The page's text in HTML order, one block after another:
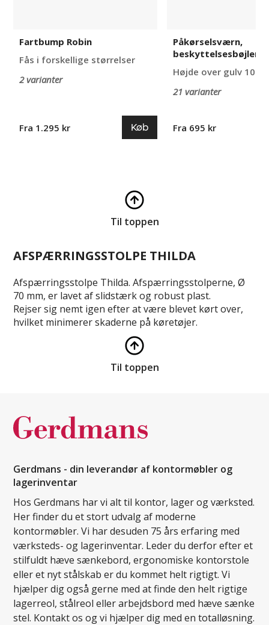
Fartbump Robin
Fås i forskellige størrelser
2 varianter
Fra 1.295 kr Køb
Påkørselsværn,
beskyttelsesbøjler
Højde over gulv 1000
21 varianter
Fra 695 kr
Til toppen
AFSPÆRRINGSSTOLPE THILDA
Afspærringsstolpe Thilda. Afspærringsstolperne, Ø
70 mm, er lavet af slidstærk og robust plast.
Rejser sig nemt igen efter at være blevet kørt over,
hvilket minimerer skaderne på køretøjer.
Til toppen
Gerdmans - din leverandør af kontormøbler og
lagerinventar
Hos Gerdmans har vi alt til kontor, lager og værksted.
Her finder du et stort udvalg af moderne
kontormøbler. Vi har desuden 75 års erfaring med
værksteds- og lagerinventar. Leder du derfor efter et
stilfuldt hæve sænkebord, ergonomiske kontorstole
eller et nyt stålskab er du kommet helt rigtigt. Vi
hjælper dig også gerne med at finde den helt rigtige
lagerreol, stålreol eller arbejdsbord med hæve sænke
stel. Kontakt os og vi hjælper dig med en totalløsning.